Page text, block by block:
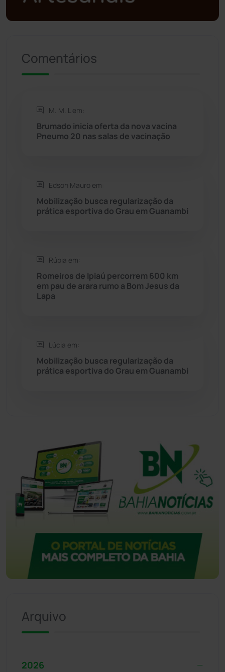
Rio do Antônio
Saúde
Seabra (50)
Sítio do Mato
Sudoeste Baiano (1530)
Tanque Novo
Tecnologia (12)
Comentários
M. M. L em:
Brumado inicia oferta da nova vacina
Pneumo 20 nas salas de vacinação
Edson Mauro em:
Mobilização busca regularização da
prática esportiva do Grau em Guanambi
Rúbia em:
Romeiros de Ipiaú percorrem 600 km
em pau de arara rumo a Bom Jesus da
Lapa
Lúcia em:
Mobilização busca regularização da
prática esportiva do Grau em Guanambi
Arquivo
2026